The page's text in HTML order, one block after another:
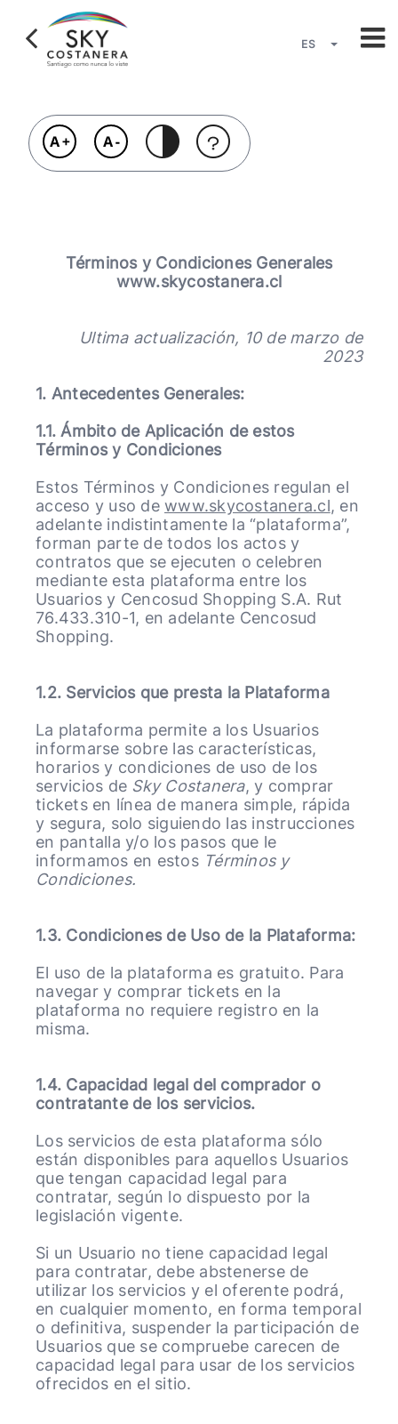
contenido
principal
ES
Términos y Condiciones Generales
www.skycostanera.cl
Ultima actualización, 10 de marzo de
2023
1. Antecedentes Generales:
1.1. Ámbito de Aplicación de estos
Términos y Condiciones
Estos Términos y Condiciones regulan el
acceso y uso de www.skycostanera.cl, en
adelante indistintamente la “plataforma”,
forman parte de todos los actos y
contratos que se ejecuten o celebren
mediante esta plataforma entre los
Usuarios y Cencosud Shopping S.A. Rut
76.433.310-1, en adelante Cencosud
Shopping.
1.2. Servicios que presta la Plataforma
La plataforma permite a los Usuarios
informarse sobre las características,
horarios y condiciones de uso de los
servicios de Sky Costanera, y comprar
tickets en línea de manera simple, rápida
y segura, solo siguiendo las instrucciones
en pantalla y/o los pasos que le
informamos en estos Términos y
Condiciones.
1.3. Condiciones de Uso de la Plataforma:
El uso de la plataforma es gratuito. Para
navegar y comprar tickets en la
plataforma no requiere registro en la
misma.
1.4. Capacidad legal del comprador o
contratante de los servicios.
Los servicios de esta plataforma sólo
están disponibles para aquellos Usuarios
que tengan capacidad legal para
contratar, según lo dispuesto por la
legislación vigente.
Si un Usuario no tiene capacidad legal
para contratar, debe abstenerse de
utilizar los servicios y el oferente podrá,
en cualquier momento, en forma temporal
o definitiva, suspender la participación de
Usuarios que se compruebe carecen de
capacidad legal para usar de los servicios
ofrecidos en el sitio.